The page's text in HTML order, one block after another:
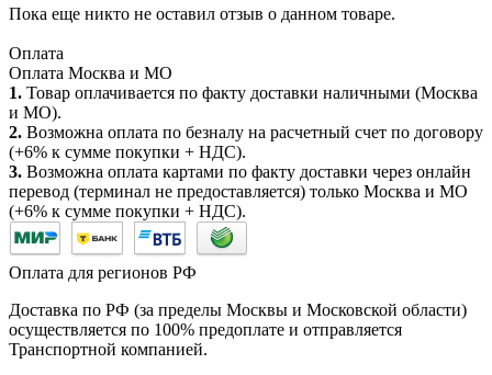
Пока еще никто не оставил отзыв о данном товаре.
Оплата
Оплата Москва и МО
1. Товар оплачивается по факту доставки наличными (Москва
и МО).
2. Возможна оплата по безналу на расчетный счет по договору
(+6% к сумме покупки + НДС).
3. Возможна оплата картами по факту доставки через онлайн
перевод (терминал не предоставляется) только Москва и МО
(+6% к сумме покупки + НДС).
Оплата для регионов РФ
Доставка по РФ (за пределы Москвы и Московской области)
осуществляется по 100% предоплате и отправляется
Транспортной компанией.